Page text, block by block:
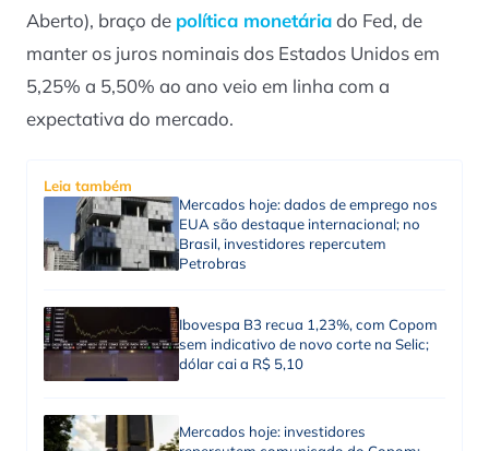
Aberto), braço de política monetáriado Fed, de
manter os juros nominais dos Estados Unidos em
5,25% a 5,50% ao ano veio em linha com a
expectativa do mercado.
Leia também
Mercados hoje: dados de emprego nos
EUA são destaque internacional; no
Brasil, investidores repercutem
Petrobras
Ibovespa B3 recua 1,23%, com Copom
sem indicativo de novo corte na Selic;
dólar cai a R$ 5,10
Mercados hoje: investidores